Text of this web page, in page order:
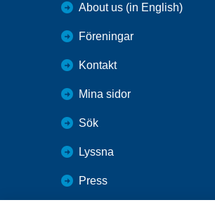
About us (in English)
Föreningar
Kontakt
Mina sidor
Sök
Lyssna
Press